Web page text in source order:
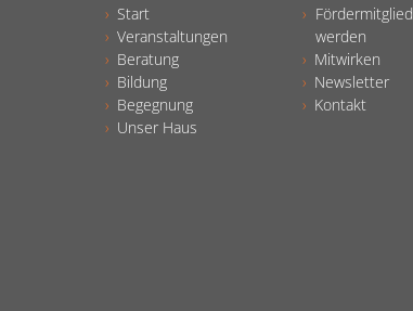
Start
Veranstaltungen
Beratung
Bildung
Begegnung
Unser Haus
Fördermitglied
werden
Mitwirken
Newsletter
Kontakt